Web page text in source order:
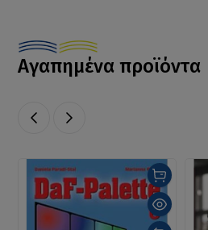
Αγαπημένα προϊόντα